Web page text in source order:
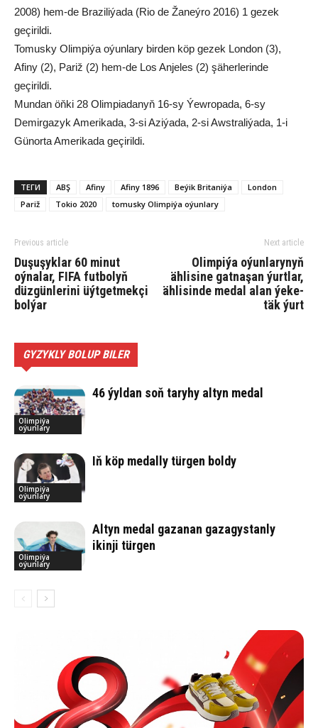
2008) hem-de Braziliýada (Rio de Žaneýro 2016) 1 gezek
geçirildi.
Tomusky Olimpiýa oýunlary birden köp gezek London (3),
Afiny (2), Pariž (2) hem-de Los Anjeles (2) şäherlerinde
geçirildi.
Mundan öňki 28 Olimpiadanyň 16-sy Ýewropada, 6-sy
Demirgazyk Amerikada, 3-si Aziýada, 2-si Awstraliýada, 1-i
Günorta Amerikada geçirildi.
ТЕГИ ABŞ Afiny Afiny 1896 Beýik Britaniýa
London
Pariž
Tokio 2020 tomusky Olimpiýa oýunlary
Previous article
Duşuşyklar 60 minut
oýnalar, FIFA futbolyň
düzgünlerini üýtgetmekçi
bolýar
Next article
Olimpiýa oýunlarynyň
ählisine gatnaşan ýurtlar,
ählisinde medal alan ýeke-
täk ýurt
GYZYKLY BOLUP BILER
Olimpiýa
oýunlary
46 ýyldan soň taryhy altyn medal
Olimpiýa
oýunlary
Iň köp medally türgen boldy
Olimpiýa
oýunlary
Altyn medal gazanan gazagystanly
ikinji türgen